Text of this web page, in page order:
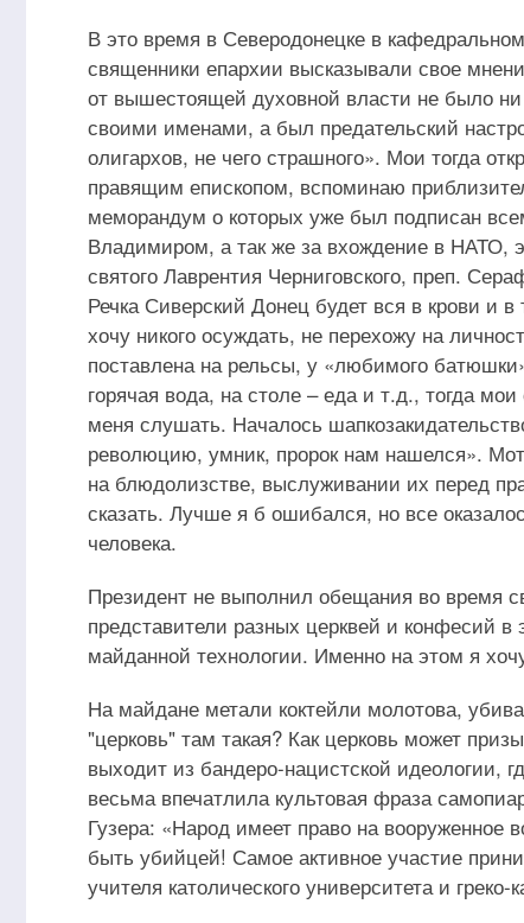
В это время в Северодонецке в
священники епархии высказывали свое
от вышестоящей духовной власти не было
своими именами, а был предательский
олигархов, не чего страшного». Мои тогда
правящим епископом, вспоминаю
меморандум о которых уже был подписан
Владимиром, а так же за вхождение в НАТО,
святого Лаврентия Черниговского, преп.
Речка Сиверский Донец будет вся в крови и
хочу никого осуждать, не перехожу на
поставлена на рельсы, у «любимого
горячая вода, на столе – еда и т.д., тогда
меня слушать. Началось
революцию, умник, пророк нам нашелся».
на блюдолизстве, выслуживании их перед
сказать. Лучше я б ошибался, но все
человека.
Президент не выполнил обещания во время
представители разных церквей и конфесий
майданной технологии. Именно на этом я
На майдане метали коктейли молотова,
"церковь" там такая? Как церковь может
выходит из бандеро-нацистской идеологии,
весьма впечатлила культовая фраза
Гузера: «Народ имеет право на вооруженное
быть убийцей! Самое активное участие
учителя католического университета и